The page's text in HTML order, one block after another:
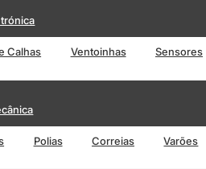
Calhas Ventoinhas Sensores
Polias Correias Varões